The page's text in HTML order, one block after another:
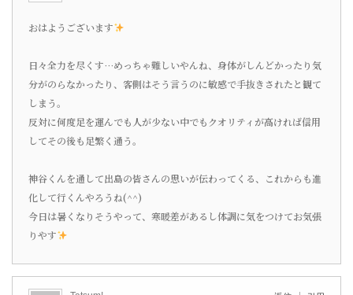
おはようございます
日々全力を尽くす…めっちゃ難しいやんね、身体がしんどかったり気
分がのらなかったり、客側はそう言うのに敏感で手抜きされたと観て
しまう。
反対に何度足を運んでも人が少ない中でもクオリティが高ければ信用
してその後も足繁く通う。
神谷くんを通して出島の皆さんの思いが伝わってくる、これからも進
化して行くんやろうね(^^)
今日は暑くなりそうやって、寒暖差があるし体調に気をつけてお気張
りやす